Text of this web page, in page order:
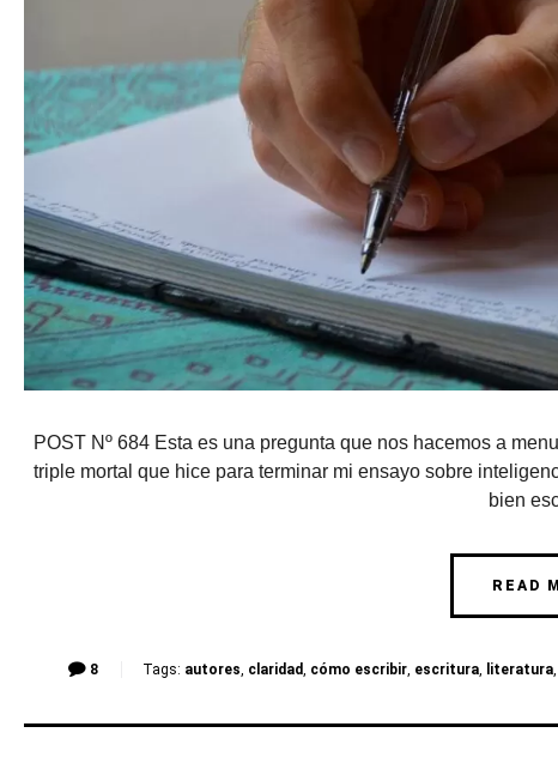
POST Nº 684 Esta es una pregunta que nos hacemos a
triple mortal que hice para terminar mi ensayo sobre
bien
READ
8 Tags: autores, claridad, cómo escribir, escritura, literatura,